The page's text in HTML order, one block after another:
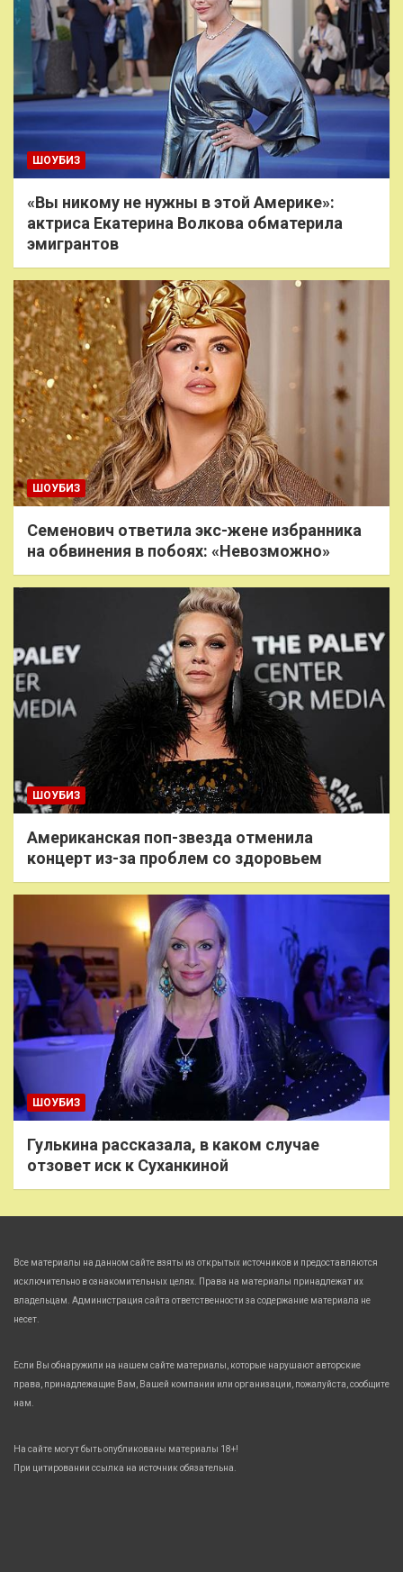
ШОУБИЗ
«Вы никому не нужны в этой Америке»:
актриса Екатерина Волкова обматерила
эмигрантов
ШОУБИЗ
Семенович ответила экс-жене избранника
на обвинения в побоях: «Невозможно»
ШОУБИЗ
Американская поп-звезда отменила
концерт из-за проблем со здоровьем
ШОУБИЗ
Гулькина рассказала, в каком случае
отзовет иск к Суханкиной
Все материалы на данном сайте взяты из открытых источников и предоставляются
исключительно в ознакомительных целях. Права на материалы принадлежат их
владельцам. Администрация сайта ответственности за содержание материала не
несет.
Если Вы обнаружили на нашем сайте материалы, которые нарушают авторские
права, принадлежащие Вам, Вашей компании или организации, пожалуйста, сообщите
нам.
На сайте могут быть опубликованы материалы 18+!
При цитировании ссылка на источник обязательна.